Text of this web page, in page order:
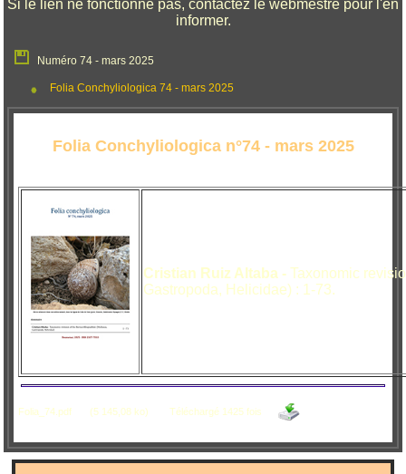
Si le lien ne fonctionne pas, contactez le webmestre pour l'en
informer.
Numéro 74 - mars 2025
Folia Conchyliologica 74 - mars 2025
Folia Conchyliologica n°74 - mars 2025
Cristian Ruiz Altaba - Taxonomic
Gastropoda, Helicidae) : 1-73.
Folia_74.pdf (5 145,08 ko) Téléchargé 1425 fois